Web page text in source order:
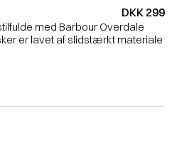
DKK 299
med Barbour Overdale
er lavet af slidstærkt materiale